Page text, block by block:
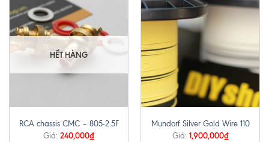
HẾT HÀNG
RCA chassis CMC – 805-2.5F
Giá: 240,000₫
Mundorf Silver Gold Wire 110
Giá: 1,900,000₫